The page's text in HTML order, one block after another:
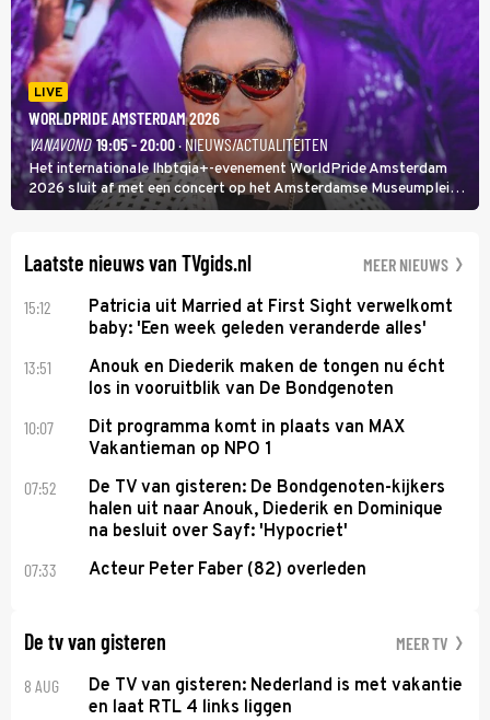
LIVE
WORLDPRIDE AMSTERDAM 2026
VANAVOND 19:05 - 20:00· NIEUWS/ACTUALITEITEN
Het internationale lhbtqia+-evenement WorldPride Amsterdam
2026 sluit af met een concert op het Amsterdamse Museumplein.
Anita Doth is een van de optredende artiesten. In de jaren 90
Laatste nieuws van TVgids.nl MEER NIEUWS
15:12
Patricia uit Married at First Sight verwelkomt
baby: 'Een week geleden veranderde alles'
13:51
Anouk en Diederik maken de tongen nu écht
los in vooruitblik van De Bondgenoten
10:07
Dit programma komt in plaats van MAX
Vakantieman op NPO 1
07:52
De TV van gisteren: De Bondgenoten-kijkers
halen uit naar Anouk, Diederik en Dominique
na besluit over Sayf: 'Hypocriet'
07:33 Acteur Peter Faber (82) overleden
De tv van gisteren MEER TV
8 AUG
De TV van gisteren: Nederland is met vakantie
en laat RTL 4 links liggen